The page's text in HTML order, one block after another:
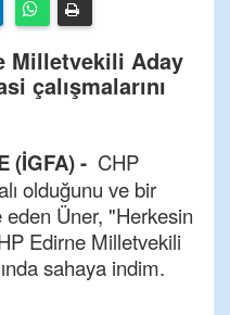
Milletvekili Aday
çalışmalarını
(İGFA) - CHP
olduğunu ve bir
Üner, "Herkesin
Edirne Milletvekili
sahaya indim.